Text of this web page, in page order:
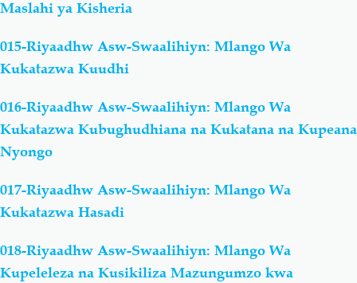
Maslahi ya Kisheria
015-Riyaadhw Asw-Swaalihiyn: Mlango Wa
Kukatazwa Kuudhi
016-Riyaadhw Asw-Swaalihiyn: Mlango Wa
Kukatazwa Kubughudhiana na Kukatana na Kupeana
Nyongo
017-Riyaadhw Asw-Swaalihiyn: Mlango Wa
Kukatazwa Hasadi
018-Riyaadhw Asw-Swaalihiyn: Mlango Wa
Kupeleleza na Kusikiliza Mazungumzo kwa